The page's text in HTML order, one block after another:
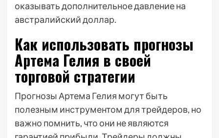
оказывать дополнительное давление на
австралийский доллар.
Как использовать прогнозы
Артема Гелия в своей
торговой стратегии
Прогнозы Артема Гелия могут быть
полезным инструментом для трейдеров, но
важно помнить, что они не являются